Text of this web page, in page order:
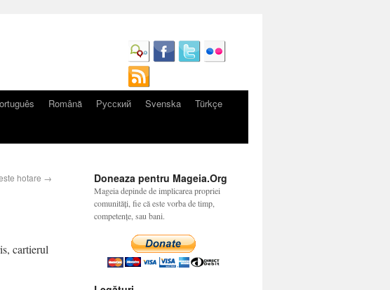
Română Русский Svenska
Türkçe
hotare →
cartierul
Doneaza pentru Mageia.Org
Mageia depinde de implicarea propriei
comunități, fie că este vorba de timp,
competențe, sau bani.